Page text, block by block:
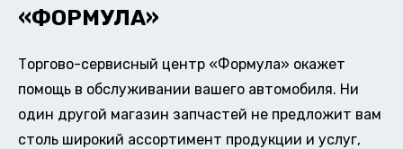
«ФОРМУЛА»
Торгово-сервисный центр «Формула» окажет
помощь в обслуживании вашего автомобиля. Ни
один другой магазин запчастей не предложит вам
столь широкий ассортимент продукции и услуг,